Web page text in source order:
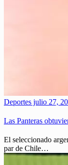
Deportes julio 27,
Las Panteras
El seleccionado
par de Chile…